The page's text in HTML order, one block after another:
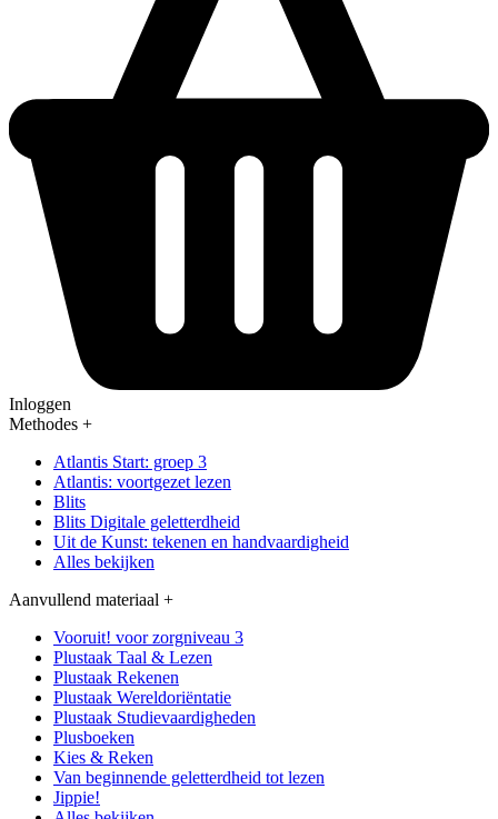
Inloggen
Methodes +
Atlantis Start: groep 3
Atlantis: voortgezet lezen
Blits
Blits Digitale geletterdheid
Uit de Kunst: tekenen en handvaardigheid
Alles bekijken
Aanvullend materiaal +
Vooruit! voor zorgniveau 3
Plustaak Taal & Lezen
Plustaak Rekenen
Plustaak Wereldoriëntatie
Plustaak Studievaardigheden
Plusboeken
Kies & Reken
Van beginnende geletterdheid tot lezen
Jippie!